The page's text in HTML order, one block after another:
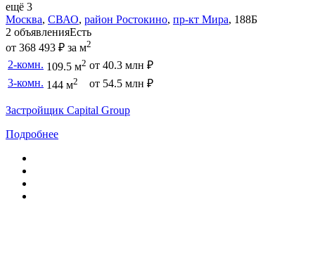
ещё 3
Москва, СВАО, район Ростокино, пр-кт Мира, 188Б
2 объявленияЕсть
от 368 493 ₽ за м2
2-комн. 109.5 м2 от 40.3 млн ₽
3-комн. 144 м2 от 54.5 млн ₽
Застройщик Capital Group
Подробнее